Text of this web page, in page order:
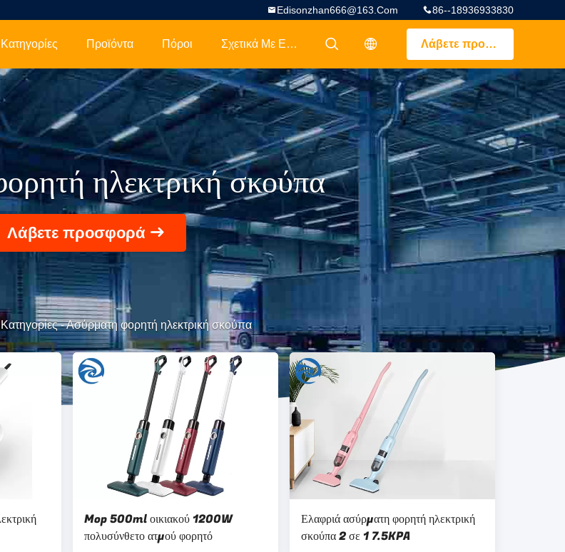
86--18936933830
Edisonzhan666@163.com
Λάβετε προσφορά
描述
描述
Κατηγορίες Προϊόντα Πόροι Σχετικά Με Εμάς
ηλεκτρική σκούπα
Λάβετε προσφορά
Κατηγορίες-Ασύρματη φορητή ηλεκτρική σκούπα
Mop 500ml οικιακού 1200W
πολυσύνθετο ατμού φορητό
Ελαφριά ασύρματη φορητή ηλεκτρική
σκούπα 2 σε 1 7.5KPA